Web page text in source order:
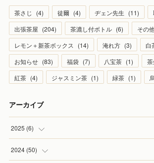
茶さじ (4) 徒爾 (4) ヂェン先生 (11)
出張茶屋 (204) 茶漉し付ボトル (6) その
レモン＋新茶ボックス
(14) 淹れ方 (3) 白
お知らせ (83) 福袋 (7) 八宝茶 (1)
紅茶 (4) ジャスミン茶 (1) 緑茶 (1)
アーカイブ
2025 (6)
(1
2024 (50)